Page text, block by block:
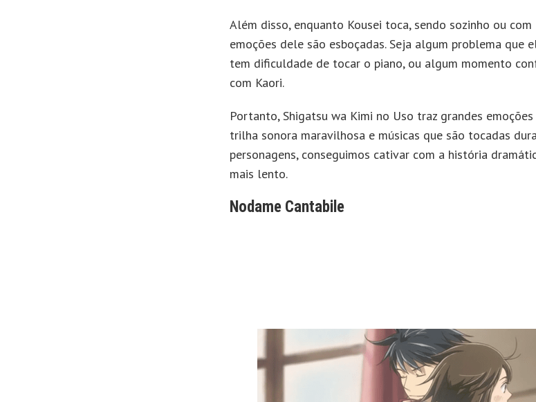
Além disso, enquanto Kousei toca, sendo sozinho ou
emoções dele são esboçadas. Seja algum problema que
tem dificuldade de tocar o piano, ou algum momento
com Kaori.
Portanto, Shigatsu wa Kimi no Uso traz grandes
trilha sonora maravilhosa e músicas que são tocadas
personagens, conseguimos cativar com a história
mais lento.
Nodame Cantabile